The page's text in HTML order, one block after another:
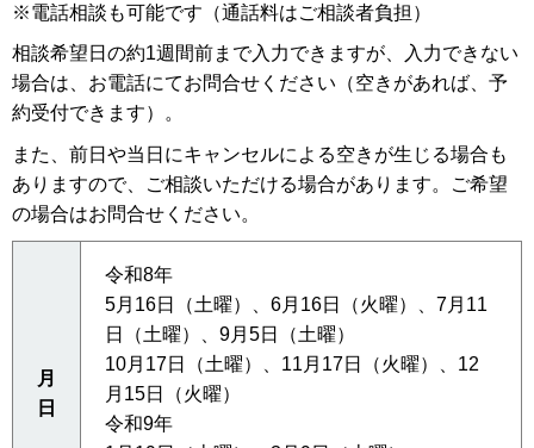
※電話相談も可能です（通話料はご相談者負担）
相談希望日の約1週間前まで入力できますが、入力できない
場合は、お電話にてお問合せください（空きがあれば、予
約受付できます）。
また、前日や当日にキャンセルによる空きが生じる場合も
ありますので、ご相談いただける場合があります。ご希望
の場合はお問合せください。
月
日
令和8年
5月16日（土曜）、6月16日（火曜）、7月11
日（土曜）、9月5日（土曜）
10月17日（土曜）、11月17日（火曜）、12
月15日（火曜）
令和9年